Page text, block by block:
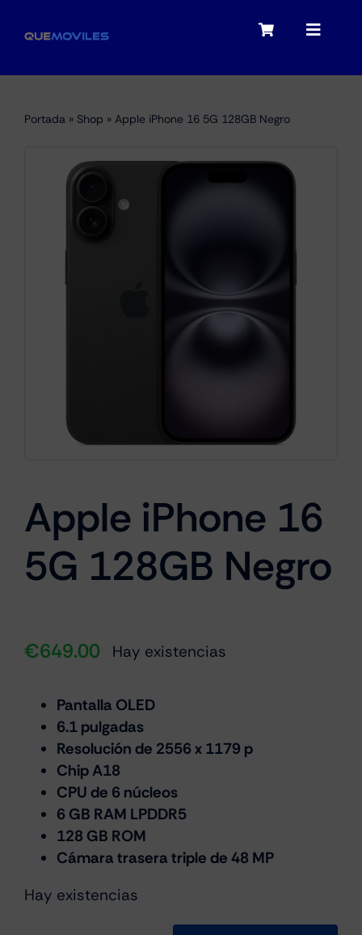
Toggle
My account
Checkout
Toggle
Tablets
Portátiles
Marcas
Portada » Shop » Apple iPhone 16 5G 128GB Negro
Apple iPhone 16
5G 128GB Negro
€649.00 Hay existencias
Pantalla OLED
6.1 pulgadas
Resolución de 2556 x 1179 p
Chip A18
CPU de 6 núcleos
6 GB RAM LPDDR5
128 GB ROM
Cámara trasera triple de 48 MP
Hay existencias